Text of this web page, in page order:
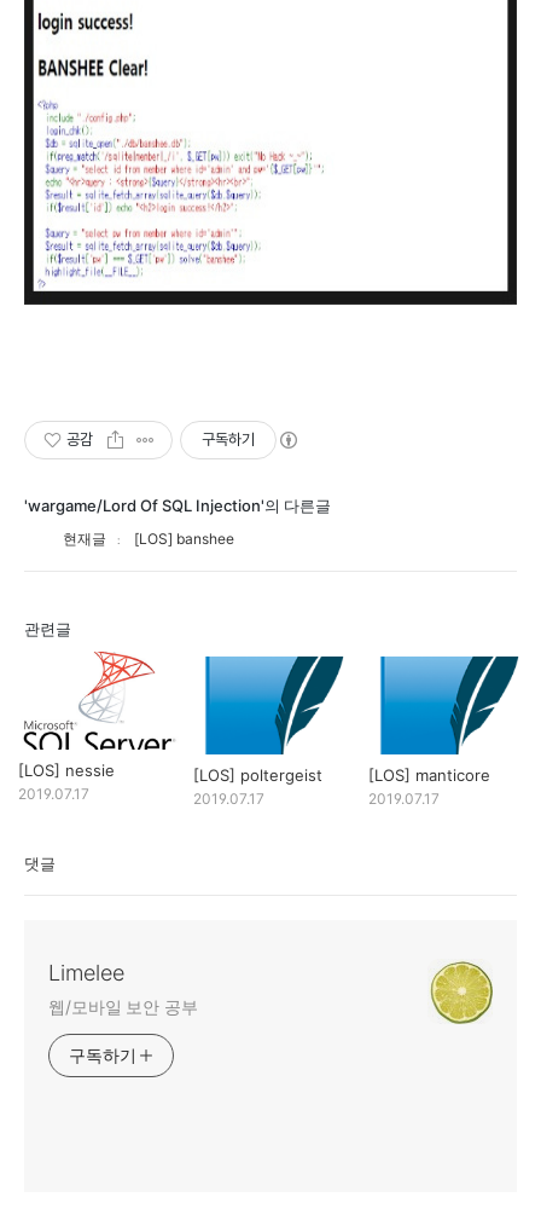
공감 구독하기
'wargame/Lord Of SQL Injection'의 다른글
현재글 [LOS] banshee
관련글
[LOS] nessie
2019.07.17
[LOS] poltergeist
2019.07.17
[LOS] manticore
2019.07.17
댓글
Limelee
웹/모바일 보안 공부
구독하기